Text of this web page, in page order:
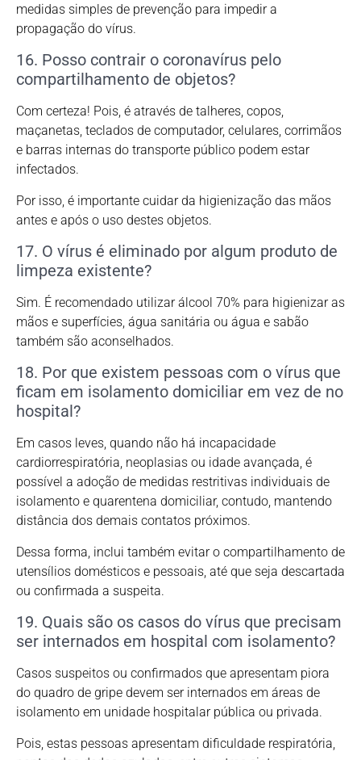
medidas simples de prevenção para impedir a
propagação do vírus.
16. Posso contrair o coronavírus pelo
compartilhamento de objetos?
Com certeza! Pois, é através de talheres, copos,
maçanetas, teclados de computador, celulares, corrimãos
e barras internas do transporte público podem estar
infectados.
Por isso, é importante cuidar da higienização das mãos
antes e após o uso destes objetos.
17. O vírus é eliminado por algum produto de
limpeza existente?
Sim. É recomendado utilizar álcool 70% para higienizar as
mãos e superfícies, água sanitária ou água e sabão
também são aconselhados.
18. Por que existem pessoas com o vírus que
ficam em isolamento domiciliar em vez de no
hospital?
Em casos leves, quando não há incapacidade
cardiorrespiratória, neoplasias ou idade avançada, é
possível a adoção de medidas restritivas individuais de
isolamento e quarentena domiciliar, contudo, mantendo
distância dos demais contatos próximos.
Dessa forma, inclui também evitar o compartilhamento de
utensílios domésticos e pessoais, até que seja descartada
ou confirmada a suspeita.
19. Quais são os casos do vírus que precisam
ser internados em hospital com isolamento?
Casos suspeitos ou confirmados que apresentam piora
do quadro de gripe devem ser internados em áreas de
isolamento em unidade hospitalar pública ou privada.
Pois, estas pessoas apresentam dificuldade respiratória,